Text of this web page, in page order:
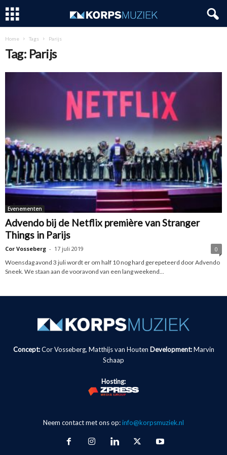
Home Tags Parijs
Tag: Parijs
Evenementen
Advendo bij de Netflix première van Stranger
Things in Parijs
Cor Vosseberg - 17 juli 2019
0
Woensdag avond 3 juli wordt er om half 10 nog hard gerepeteerd door Advendo
Sneek. We staan aan de vooravond van een lang weekend...
Concept:Cor Vosseberg, Matthijs van Houten Development: Marvin
Schaap
Hosting:
Neem contact met ons op:info@korpsmuziek.nl